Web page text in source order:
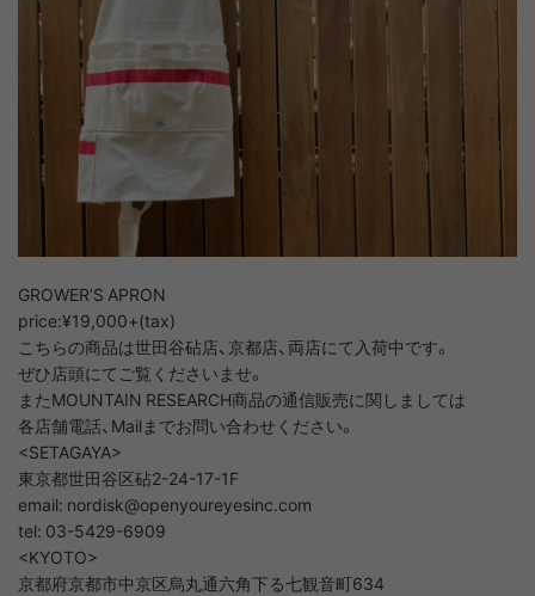
GROWER’S APRON
price:¥19,000+(tax)
こちらの商品は世田谷砧店、京都店、両店にて入荷中です。
ぜひ店頭にてご覧くださいませ。
またMOUNTAIN RESEARCH商品の通信販売に関しましては
各店舗電話、Mailまでお問い合わせください。
<SETAGAYA>
東京都世田谷区砧2-24-17-1F
email: nordisk@openyoureyesinc.com
tel: 03-5429-6909
<KYOTO>
京都府京都市中京区烏丸通六角下る七観音町634